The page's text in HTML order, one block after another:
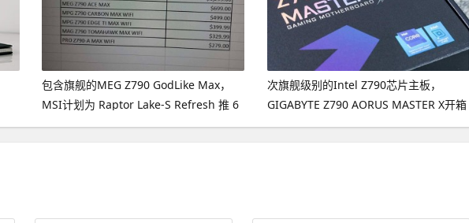
包含旗舰的MEG Z790 GodLike Max，
MSI计划为 Raptor Lake-S Refresh 推 6
款 Z790 芯片主板
次旗舰级别的Intel Z790芯片主板，
GIGABYTE Z790 AORUS MASTER X开箱
介绍